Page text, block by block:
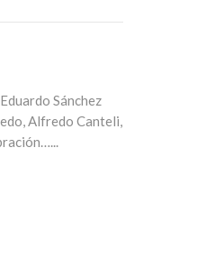
Sánchez
Alfredo Canteli,